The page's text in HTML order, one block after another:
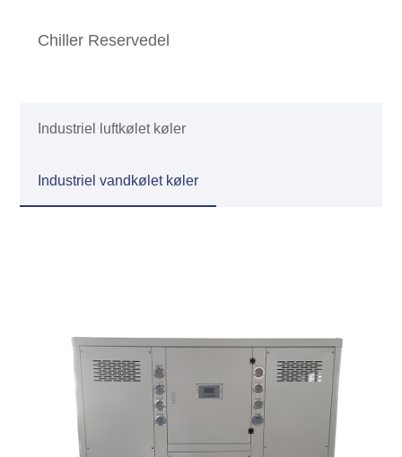
Chiller Reservedel
Industriel luftkølet køler
Industriel vandkølet køler